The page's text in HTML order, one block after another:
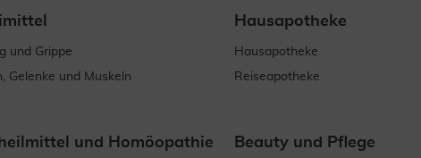
und Grippe
Gelenke und Muskeln
Hausapotheke
Hausapotheke
Reiseapotheke
und Homöopathie Beauty und Pflege